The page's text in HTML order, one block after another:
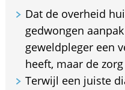
Dat de overheid
gedwongen
geweldpleger een
heeft, maar de
Terwijl een juiste